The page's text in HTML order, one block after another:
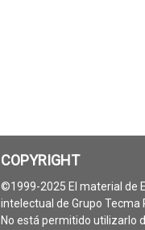
COPYRIGHT
©1999-2025 El material de
intelectual de Grupo Tecma
No está permitido utilizarlo